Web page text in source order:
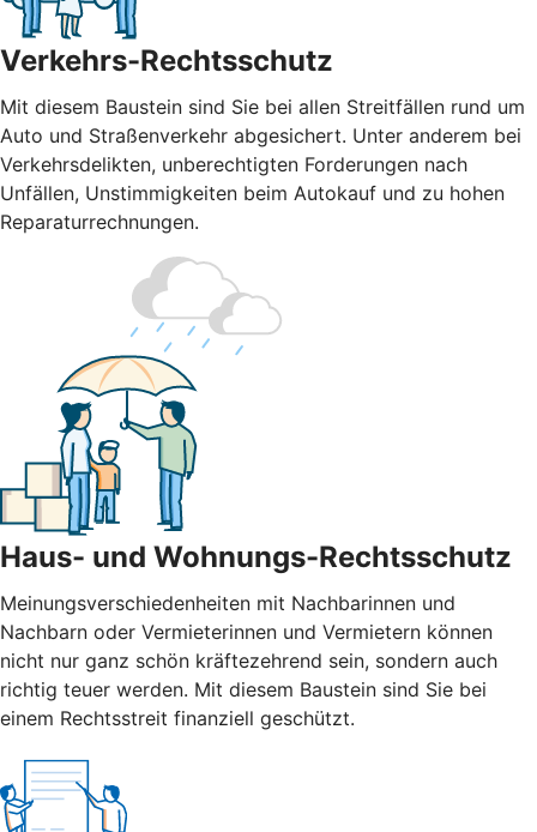
Verkehrs-Rechtsschutz
Mit diesem Baustein sind Sie bei allen Streitfällen rund um
Auto und Straßenverkehr abgesichert. Unter anderem bei
Verkehrsdelikten, unberechtigten Forderungen nach
Unfällen, Unstimmigkeiten beim Autokauf und zu hohen
Reparaturrechnungen.
Haus- und Wohnungs-Rechtsschutz
Meinungsverschiedenheiten mit Nachbarinnen und
Nachbarn oder Vermieterinnen und Vermietern können
nicht nur ganz schön kräftezehrend sein, sondern auch
richtig teuer werden. Mit diesem Baustein sind Sie bei
einem Rechtsstreit finanziell geschützt.